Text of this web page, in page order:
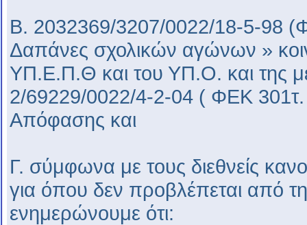
Β. 2032369/3207/0022/18-5-98
Δαπάνες σχολικών αγώνων »
ΥΠ.Ε.Π.Θ και του ΥΠ.Ο. και της
2/69229/0022/4-2-04 ( ΦΕΚ 301τ.
Απόφασης και
Γ. σύμφωνα με τους διεθνείς
για όπου δεν προβλέπεται από
ενημερώνουμε ότι: